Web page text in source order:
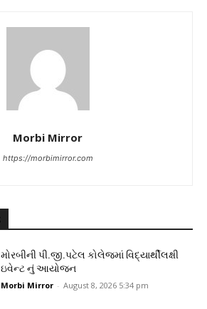
Morbi Mirror
https://morbimirror.com
મોરબીની પી.જી.પટેલ કોલેજમાં વિદ્યાર્થીલક્ષી
ઇવેન્ટ નું આયોજન
Morbi Mirror - August 8, 2026 5:34 pm